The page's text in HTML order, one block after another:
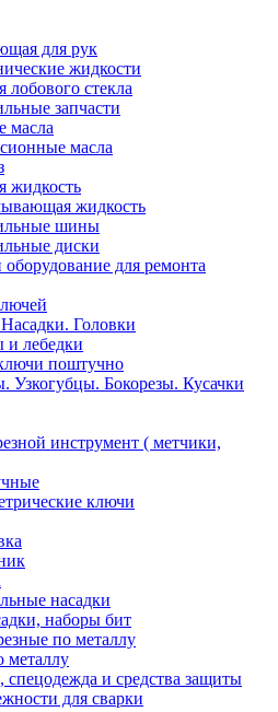
для рук
жидкости
лобового стекла
запчасти
масла
масла
жидкость
жидкость
шины
диски
для ремонта
Головки
и лебедки
поштучно
Узкогубцы. Бокорезы. Кусачки
инструмент ( метчики,
ключи
насадки
наборы бит
по металлу
металлу
спецодежда и средства защиты
для сварки